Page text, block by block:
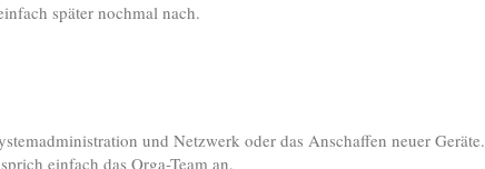
später nochmal nach.
und Netzwerk oder das Anschaffen neuer Geräte.
einfach das Orga-Team an.